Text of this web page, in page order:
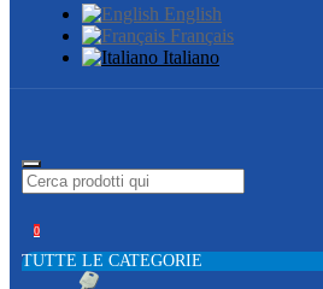
English
Français
Italiano
0
TUTTE LE CATEGORIE